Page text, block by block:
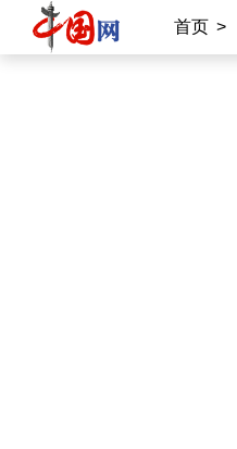
首页 >